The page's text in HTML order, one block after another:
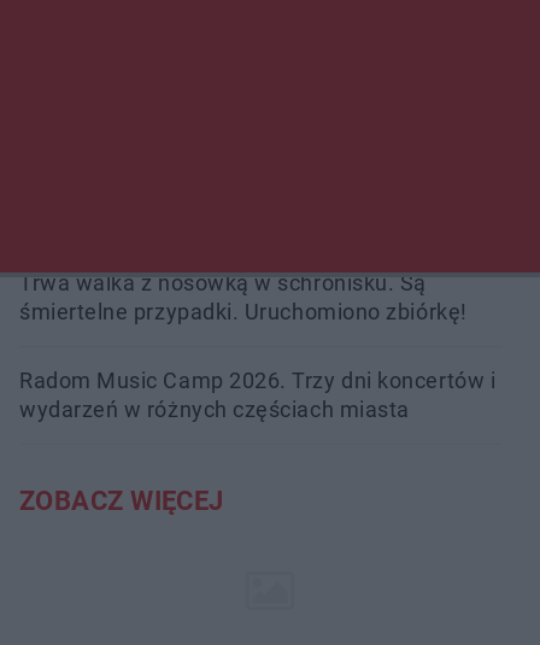
Trwa walka z nosówką w schronisku. Są
śmiertelne przypadki. Uruchomiono zbiórkę!
Radom Music Camp 2026. Trzy dni koncertów i
wydarzeń w różnych częściach miasta
ZOBACZ WIĘCEJ